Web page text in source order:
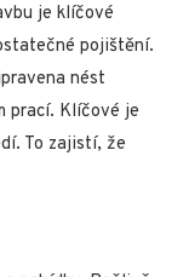
je klíčové
pojištění.
nést
prací. Klíčové je
To zajistí, že